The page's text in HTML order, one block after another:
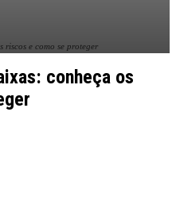
riscos e como se proteger
conheça os